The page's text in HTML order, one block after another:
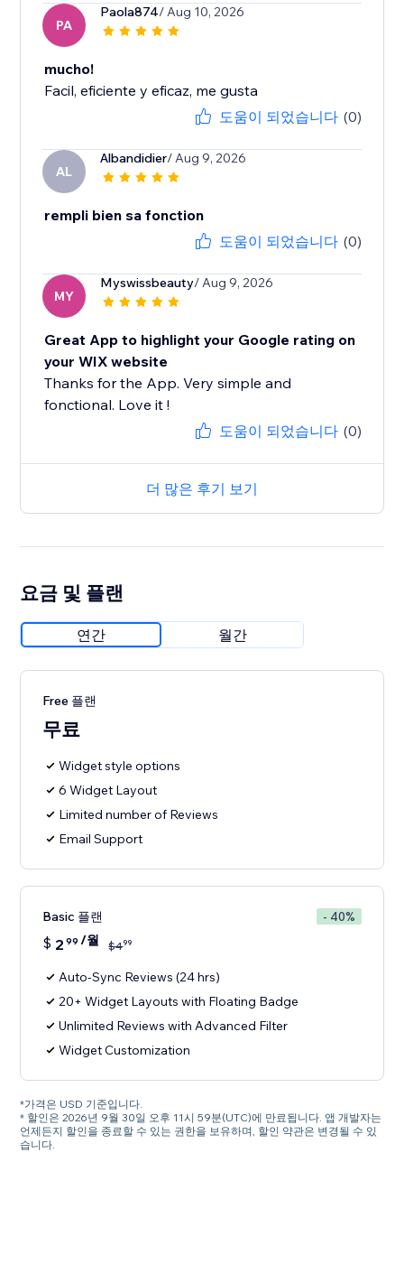
PA
Paola874/ Aug 10, 2026
mucho!
Facil, eficiente y eficaz, me gusta
도움이 되었습니다 (0)
AL
Albandidier/ Aug 9, 2026
rempli bien sa fonction
도움이 되었습니다 (0)
MY
Myswissbeauty/ Aug 9, 2026
Great App to highlight your Google rating on
your WIX website
Thanks for the App. Very simple and
fonctional. Love it !
도움이 되었습니다 (0)
더 많은 후기 보기
요금 및 플랜
연간 월간
Free 플랜
무료
Widget style options
6 Widget Layout
Limited number of Reviews
Email Support
Basic 플랜 - 40%
$ 2 99 /월 $499
Auto-Sync Reviews (24 hrs)
20+ Widget Layouts with Floating Badge
Unlimited Reviews with Advanced Filter
Widget Customization
*가격은 USD 기준입니다.
* 할인은 2026년 9월 30일 오후 11시 59분(UTC)에 만료됩니다. 앱 개발자는
언제든지 할인을 종료할 수 있는 권한을 보유하며, 할인 약관은 변경될 수 있
습니다.